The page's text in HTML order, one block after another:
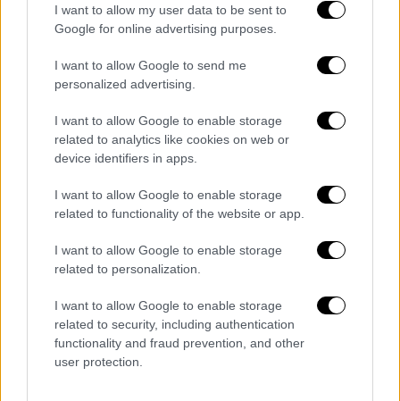
I want to allow my user data to be sent to
Google for online advertising purposes.
I want to allow Google to send me
personalized advertising.
I want to allow Google to enable storage
related to analytics like cookies on web or
device identifiers in apps.
I want to allow Google to enable storage
related to functionality of the website or app.
I want to allow Google to enable storage
related to personalization.
I want to allow Google to enable storage
related to security, including authentication
functionality and fraud prevention, and other
user protection.
Μετά τη χειρουργική επέμβαση, η κατάσταση
Εκτεταμένη ισχαιμία αριστερού
εγκεφαλικού ημισφαιρίου
Συνοδός θρόμβωση του άνω οβελιαίου
κόλπου
Ιατρικά αδύνατη η εκ νέου χειρουργική
αντιμετώπιση
Κακώσεις σώματος
Επαφή με θερμότητα (τσιγάρο)
Λίγο μετά τις3 το μεσημέρι, ολοκληρώθηκε
η απολογία της 26χρονης, η οποία
υποστήριξεστην Ανακρίτρια ότι το παιδί